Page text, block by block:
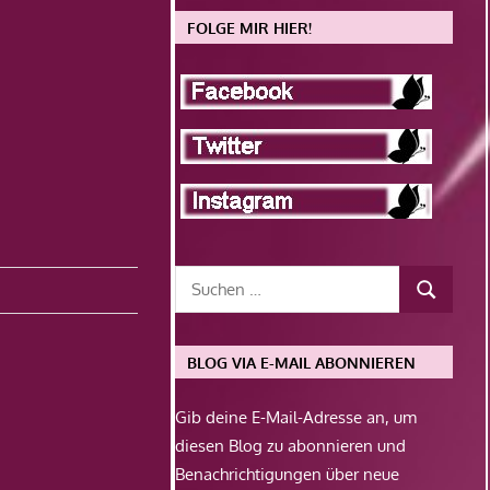
FOLGE MIR HIER!
BLOG VIA E-MAIL ABONNIEREN
Gib deine E-Mail-Adresse an, um
diesen Blog zu abonnieren und
Benachrichtigungen über neue